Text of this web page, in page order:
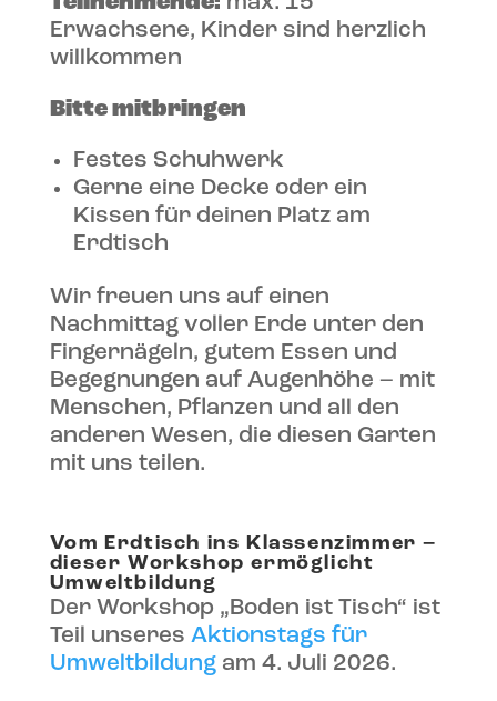
Erwachsene, Kinder sind herzlich
willkommen
Bitte mitbringen
Festes Schuhwerk
Gerne eine Decke oder ein
Kissen für deinen Platz am
Erdtisch
Wir freuen uns auf einen
Nachmittag voller Erde unter den
Fingernägeln, gutem Essen und
Begegnungen auf Augenhöhe – mit
Menschen, Pflanzen und all den
anderen Wesen, die diesen Garten
mit uns teilen.
Vom Erdtisch ins Klassenzimmer –
dieser Workshop ermöglicht
Umweltbildung
Der Workshop „Boden ist Tisch“ ist
Teil unseres Aktionstags für
Umweltbildungam 4. Juli 2026.